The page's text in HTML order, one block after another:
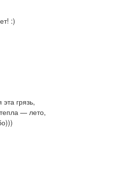
:)
грязь,
— лето,